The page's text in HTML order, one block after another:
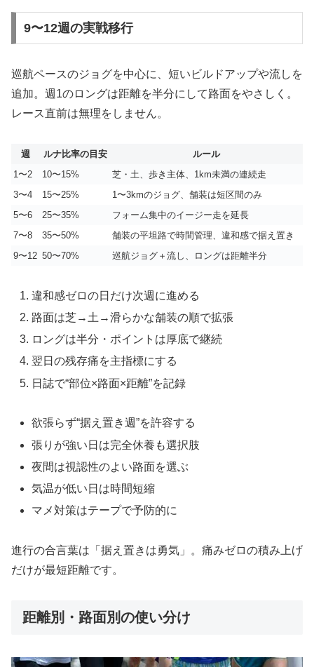
9〜12週の実戦移行
巡航ペースのジョグを中心に、短いビルドアップや流しを
追加。週1のロングは距離を半分にして路面をやさしく。
レース直前は無理をしません。
週 ルナ比率の目安
ルール
1〜2
10〜15%
芝・土、歩き主体、1km未満の連続走
3〜4
15〜25%
1〜3kmのジョグ、舗装は短区間のみ
5〜6
25〜35%
フォーム集中のイージー走を延長
7〜8
35〜50%
舗装の平坦路で時間管理、違和感で据え置き
9〜12 50〜70% 巡航ジョグ＋流し、ロングは距離半分
違和感ゼロの日だけ次週に進める
路面は芝→土→滑らかな舗装の順で拡張
ロングは半分・ポイントは厚底で継続
翌日の残存痛を主指標にする
日誌で“部位×路面×距離”を記録
欲張らず“据え置き週”を許容する
張りが強い日は完全休養も選択肢
夜間は視認性のよい路面を選ぶ
気温が低い日は時間短縮
マメ対策はテープで予防的に
進行の合言葉は「据え置きは勇気」。痛みゼロの積み上げ
だけが最短距離です。
距離別・路面別の使い分け